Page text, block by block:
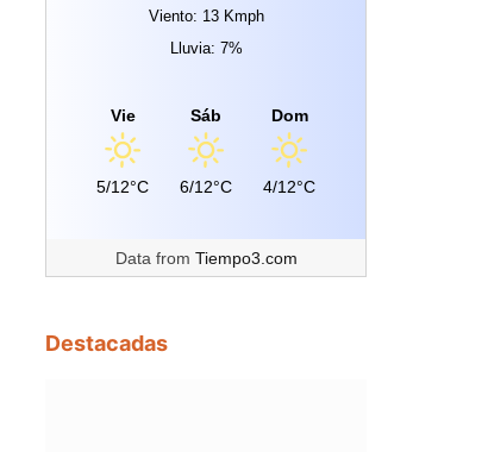
Viento: 13 Kmph
Lluvia: 7%
Vie
5/12°C
Sáb
6/12°C
Dom
4/12°C
Data from Tiempo3.com
Destacadas